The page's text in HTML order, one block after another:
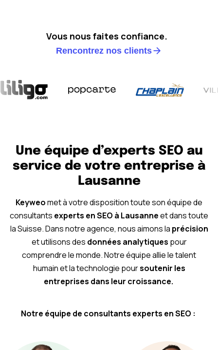
Vous nous faites confiance.
Rencontrez nos clients
Une équipe d’experts SEO au
service de votre entreprise à
Lausanne
Keyweomet à votre disposition toute son équipe de
consultants experts en SEO à Lausanneet dans toute
la Suisse. Dans notre agence, nous aimons la précision
et utilisons des données analytiques pour
comprendre le monde. Notre équipe allie le talent
humain et la technologie poursoutenir les
entreprises dans leur croissance.
Notre équipe de consultants experts en SEO :